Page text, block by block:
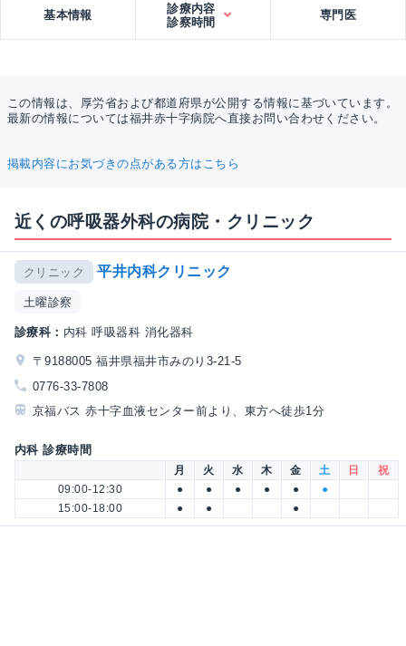
基本情報
診療内容
診察時間
専門医
この情報は、厚労省および都道府県が公開する情報に基づいています。
最新の情報については福井赤十字病院へ直接お問い合わせください。
掲載内容にお気づきの点がある方はこちら
近くの呼吸器外科の病院・クリニック
クリニック 平井内科クリニック
土曜診察
診療科： 内科 呼吸器科 消化器科
〒9188005 福井県福井市みのり3-21-5
0776-33-7808
京福バス 赤十字血液センター前より、東方へ徒歩1分
内科 診療時間
月 火 水 木 金 土 日
祝
09:00-12:30
● ● ● ● ●
●
15:00-18:00
● ● ●